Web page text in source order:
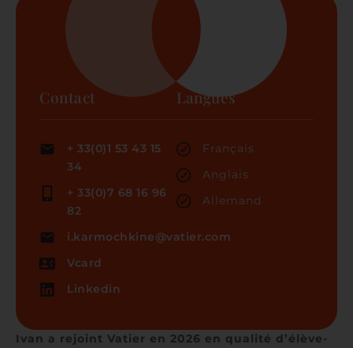
Contact
+ 33(0)1 53 43 15
34
+ 33(0)7 68 16 96
82
i.karmochkine@vatier.com
Vcard
Linkedin
Langues
Français
Anglais
Allemand
Ivan a rejoint Vatier en 2026 en qualité d’élève-